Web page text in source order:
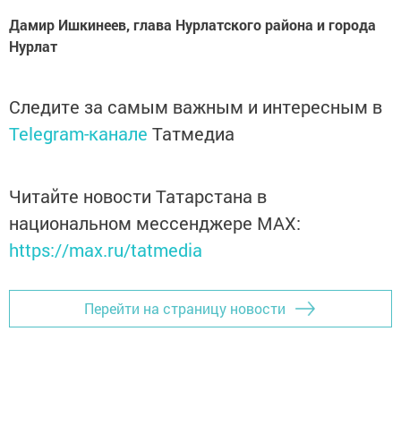
Дамир Ишкинеев, глава Нурлатского района и города
Нурлат
Следите за самым важным и интересным в
Telegram-канале Татмедиа
Читайте новости Татарстана в
национальном мессенджере MАХ:
https://max.ru/tatmedia
Перейти на страницу новости